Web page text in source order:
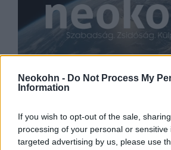
Neokohn - Do Not Process My
Information
If you wish to opt-out of the sale,
processing of your personal or
targeted advertising by us, please use
Fegyveres
2019. július 30.